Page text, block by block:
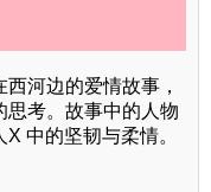
河边的爱情故事，
思考。故事中的人物
中的坚韧与柔情。